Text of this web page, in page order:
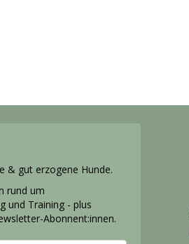
& gut erzogene Hunde.
rund um
und Training - plus
Abonnent:innen.